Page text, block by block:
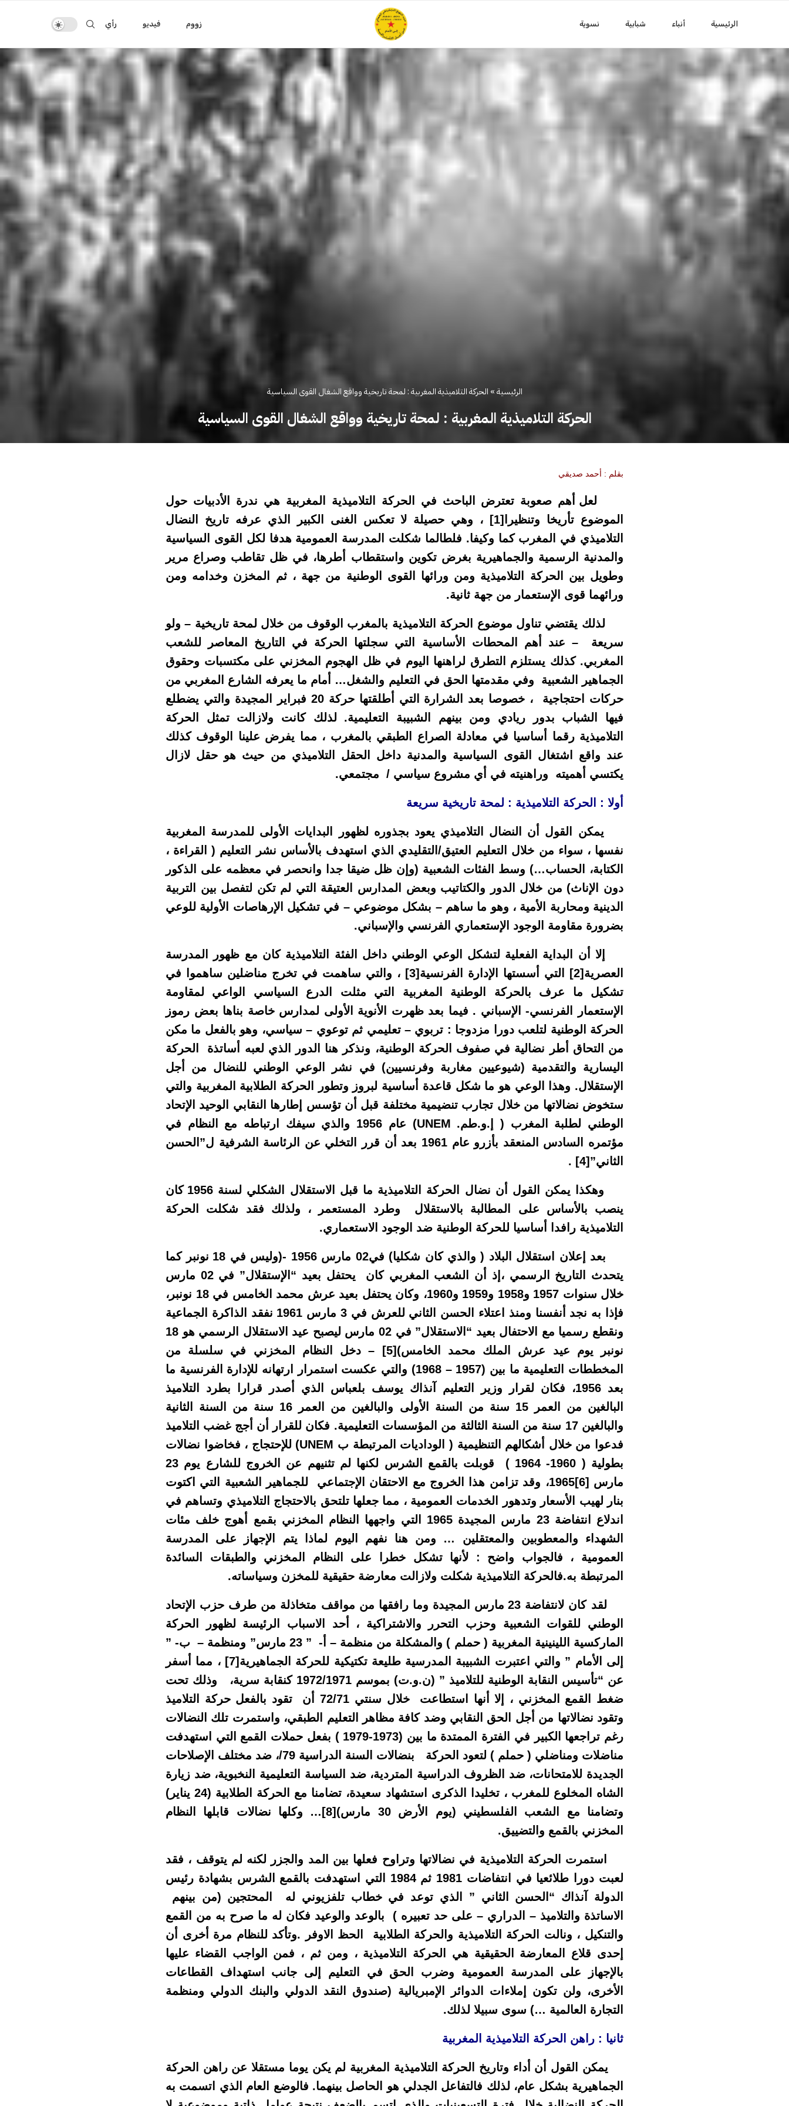
الرئيسية أنباء شبابية نسوية زووم فيديو رأي
الرئيسية» الحركة التلاميذية المغربية : لمحة تاريخية وواقع الشغال القوى السياسية
الحركة التلاميذية المغربية : لمحة تاريخية وواقع الشغال القوى السياسية
بقلم : أحمد صديقي
لعل أهم صعوبة تعترض الباحث في الحركة التلاميذية المغربية هي ندرة الأدبيات حول
الموضوع تأريخا وتنظيرا
[1]
، وهي حصيلة لا تعكس الغنى الكبير الذي عرفه تاريخ النضال
التلاميذي في المغرب كما وكيفا. فلطالما شكلت المدرسة العمومية هدفا لكل القوى السياسية
والمدنية الرسمية والجماهيرية بغرض تكوين واستقطاب أطرها، في ظل تقاطب وصراع مرير
وطويل بين الحركة التلاميذية ومن ورائها القوى الوطنية من جهة ، ثم المخزن وخدامه ومن
ورائهما قوى الإستعمار من جهة ثانية.
لذلك يقتضي تناول موضوع الحركة التلاميذية بالمغرب الوقوف من خلال لمحة تاريخية – ولو
سريعة – عند أهم المحطات الأساسية التي سجلتها الحركة في التاريخ المعاصر للشعب
المغربي. كذلك يستلزم التطرق لراهنها اليوم في ظل الهجوم المخزني على مكتسبات وحقوق
الجماهير الشعبية وفي مقدمتها الحق في التعليم والشغل… أمام ما يعرفه الشارع المغربي من
حركات احتجاجية ، خصوصا بعد الشرارة التي أطلقتها حركة 20 فبراير المجيدة والتي يضطلع
فيها الشباب بدور ريادي ومن بينهم الشبيبة التعليمية. لذلك كانت ولازالت تمثل الحركة
التلاميذية رقما أساسيا في معادلة الصراع الطبقي بالمغرب ، مما يفرض علينا الوقوف كذلك
عند واقع اشتغال القوى السياسية والمدنية داخل الحقل التلاميذي من حيث هو حقل لازال
يكتسي أهميته وراهنيته في أي مشروع سياسي / مجتمعي.
أولا : الحركة التلاميذية : لمحة تاريخية سريعة
يمكن القول أن النضال التلاميذي يعود بجذوره لظهور البدايات الأولى للمدرسة المغربية
نفسها ، سواء من خلال التعليم العتيق/التقليدي الذي استهدف بالأساس نشر التعليم ( القراءة ،
الكتابة، الحساب…) وسط الفئات الشعبية (وإن ظل ضيقا جدا وانحصر في معظمه على الذكور
دون الإناث) من خلال الدور والكتاتيب وبعض المدارس العتيقة التي لم تكن لتفصل بين التربية
الدينية ومحاربة الأمية ، وهو ما ساهم – بشكل موضوعي – في تشكيل الإرهاصات الأولية للوعي
بضرورة مقاومة الوجود الإستعماري الفرنسي والإسباني.
إلا أن البداية الفعلية لتشكل الوعي الوطني داخل الفئة التلاميذية كان مع ظهور المدرسة
العصرية [2] التي أسستها الإدارة الفرنسية [3] ، والتي ساهمت في تخرج مناضلين ساهموا في
تشكيل ما عرف بالحركة الوطنية المغربية التي مثلت الدرع السياسي الواعي لمقاومة
الإستعمار الفرنسي- الإسباني . فيما بعد ظهرت الأنوية الأولى لمدارس خاصة بناها بعض رموز
الحركة الوطنية لتلعب دورا مزدوجا : تربوي – تعليمي ثم توعوي – سياسي، وهو بالفعل ما مكن
من التحاق أطر نضالية في صفوف الحركة الوطنية، ونذكر هنا الدور الذي لعبه أساتذة الحركة
اليسارية والتقدمية (شيوعيين مغاربة وفرنسيين) في نشر الوعي الوطني للنضال من أجل
الإستقلال. وهذا الوعي هو ما شكل قاعدة أساسية لبروز وتطور الحركة الطلابية المغربية والتي
ستخوض نضالاتها من خلال تجارب تنضيمية مختلفة قبل أن تؤسس إطارها النقابي الوحيد الإتحاد
الوطني لطلبة المغرب ( إ.و.طم. UNEM
) عام 1956 والذي سيفك ارتباطه مع النظام في
مؤتمره السادس المنعقد بأزرو عام 1961 بعد أن قرر التخلي عن الرئاسة الشرفية ل”الحسن
الثاني” [4]
.
وهكذا يمكن القول أن نضال الحركة التلاميذية ما قبل الاستقلال الشكلي لسنة 1956 كان
ينصب بالأساس على المطالبة بالاستقلال وطرد المستعمر ، ولذلك فقد شكلت الحركة
التلاميذية رافدا أساسيا للحركة الوطنية ضد الوجود الاستعماري.
بعد إعلان استقلال البلاد ( والذي كان شكليا) في02 مارس 1956 -(وليس في 18 نونبر كما
يتحدث التاريخ الرسمي ،إذ أن الشعب المغربي كان يحتفل بعيد “الإستقلال” في 02 مارس
خلال سنوات 1957 و1958 و1959 و1960، وكان يحتفل بعيد عرش محمد الخامس في 18 نونبر،
فإذا به نجد أنفسنا ومنذ اعتلاء الحسن الثاني للعرش في 3 مارس 1961 نفقد الذاكرة الجماعية
ونقطع رسميا مع الاحتفال بعيد “الاستقلال” في 02 مارس ليصبح عيد الاستقلال الرسمي هو 18
نونبر يوم عيد عرش الملك محمد الخامس) [5]
– دخل النظام المخزني في سلسلة من
المخططات التعليمية ما بين (1957 – 1968) والتي عكست استمرار ارتهانه للإدارة الفرنسية ما
بعد 1956، فكان لقرار وزير التعليم آنذاك يوسف بلعباس الذي أصدر قرارا بطرد التلاميذ
البالغين من العمر 15 سنة من السنة الأولى والبالغين من العمر 16 سنة من السنة الثانية
والبالغين 17 سنة من السنة الثالثة من المؤسسات التعليمية. فكان للقرار أن أجج غضب التلاميذ
فدعوا من خلال أشكالهم التنظيمية ( الوداديات المرتبطة ب UNEM) للإحتجاج ، فخاضوا نضالات
بطولية ( 1960- 1964 ) قوبلت بالقمع الشرس لكنها لم تثنيهم عن الخروج للشارع يوم 23
مارس [6]
1965، وقد تزامن هذا الخروج مع الاحتقان الإجتماعي للجماهير الشعبية التي اكتوت
بنار لهيب الأسعار وتدهور الخدمات العمومية ، مما جعلها تلتحق بالاحتجاج التلاميذي وتساهم في
اندلاع انتفاضة 23 مارس المجيدة 1965 التي واجهها النظام المخزني بقمع أهوج خلف مئات
الشهداء والمعطوبين والمعتقلين … ومن هنا نفهم اليوم لماذا يتم الإجهاز على المدرسة
العمومية ، فالجواب واضح : لأنها تشكل خطرا على النظام المخزني والطبقات السائدة
المرتبطة به.فالحركة التلاميذية شكلت ولازالت معارضة حقيقية للمخزن وسياساته.
لقد كان لانتفاضة 23 مارس المجيدة وما رافقها من مواقف متخاذلة من طرف حزب الإتحاد
الوطني للقوات الشعبية وحزب التحرر والاشتراكية ، أحد الاسباب الرئيسة لظهور الحركة
الماركسية اللينينية المغربية ( حملم ) والمشكلة من منظمة – أ- ” 23 مارس” ومنظمة – ب- ”
إلى الأمام ” والتي اعتبرت الشبيبة المدرسية طليعة تكتيكية للحركة الجماهيرية [7] ، مما أسفر
عن “تأسيس النقابة الوطنية للتلاميذ ” (ن.و.ت) بموسم 1972/1971 كنقابة سرية، وذلك تحت
ضغط القمع المخزني ، إلا أنها استطاعت خلال سنتي 72/71 أن تقود بالفعل حركة التلاميذ
وتقود نضالاتها من أجل الحق النقابي وضد كافة مظاهر التعليم الطبقي، واستمرت تلك النضالات
رغم تراجعها الكبير في الفترة الممتدة ما بين (1973-1979 ) بفعل حملات القمع التي استهدفت
مناضلات ومناضلي ( حملم ) لتعود الحركة بنضالات السنة الدراسية 79/، ضد مختلف الإصلاحات
الجديدة للامتحانات، ضد الظروف الدراسية المتردية، ضد السياسة التعليمية النخبوية، ضد زيارة
الشاه المخلوع للمغرب ، تخليدا الذكرى استشهاد سعيدة، تضامنا مع الحركة الطلابية (24 يناير)
وتضامنا مع الشعب الفلسطيني (يوم الأرض 30 مارس)
[8] … وكلها نضالات قابلها النظام
المخزني بالقمع والتضييق.
استمرت الحركة التلاميذية في نضالاتها وتراوح فعلها بين المد والجزر لكنه لم يتوقف ، فقد
لعبت دورا طلائعيا في انتفاضات 1981 ثم 1984 التي استهدفت بالقمع الشرس بشهادة رئيس
الدولة آنذاك “الحسن الثاني ” الذي توعد في خطاب تلفزيوني له المحتجين (من بينهم
الاساتذة والتلاميذ – الدراري – على حد تعبيره ) بالوعد والوعيد فكان له ما صرح به من القمع
والتنكيل ، ونالت الحركة التلاميذية والحركة الطلابية الحظ الاوفر .وتأكد للنظام مرة أخرى أن
إحدى قلاع المعارضة الحقيقية هي الحركة التلاميذية ، ومن ثم ، فمن الواجب القضاء عليها
بالإجهاز على المدرسة العمومية وضرب الحق في التعليم إلى جانب استهداف القطاعات
الأخرى، ولن تكون إملاءات الدوائر الإمبريالية (صندوق النقد الدولي والبنك الدولي ومنظمة
التجارة العالمية …) سوى سبيلا لذلك.
ثانيا : راهن الحركة التلاميذية المغربية
يمكن القول أن أداء وتاريخ الحركة التلاميذية المغربية لم يكن يوما مستقلا عن راهن الحركة
الجماهيرية بشكل عام، لذلك فالتفاعل الجدلي هو الحاصل بينهما. فالوضع العام الذي اتسمت به